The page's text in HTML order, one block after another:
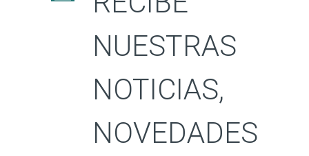
NUESTRAS
NOTICIAS,
NOVEDADES